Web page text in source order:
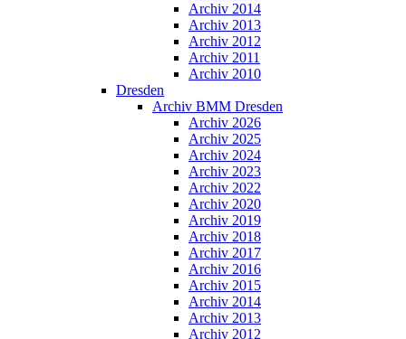
Archiv 2014
Archiv 2013
Archiv 2012
Archiv 2011
Archiv 2010
Dresden
Archiv BMM Dresden
Archiv 2026
Archiv 2025
Archiv 2024
Archiv 2023
Archiv 2022
Archiv 2020
Archiv 2019
Archiv 2018
Archiv 2017
Archiv 2016
Archiv 2015
Archiv 2014
Archiv 2013
Archiv 2012